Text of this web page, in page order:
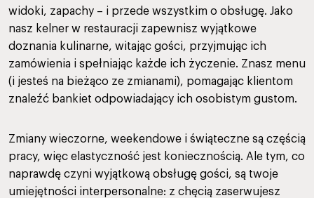
widoki, zapachy – i przede wszystkim o obsługę. Jako
nasz kelner w restauracji zapewnisz wyjątkowe
doznania kulinarne, witając gości, przyjmując ich
zamówienia i spełniając każde ich życzenie. Znasz menu
(i jesteś na bieżąco ze zmianami), pomagając klientom
znaleźć bankiet odpowiadający ich osobistym gustom.
Zmiany wieczorne, weekendowe i świąteczne są częścią
pracy, więc elastyczność jest koniecznością. Ale tym, co
naprawdę czyni wyjątkową obsługę gości, są twoje
umiejętności interpersonalne: z chęcią zaserwujesz